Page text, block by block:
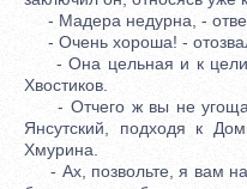
- Мадера недурна, -
- Очень хороша! -
- Она цельная и к цели
Хвостиков.
- Отчего ж вы не
Янсутский, подходя к
Хмурина.
- Ах, позвольте, я вам